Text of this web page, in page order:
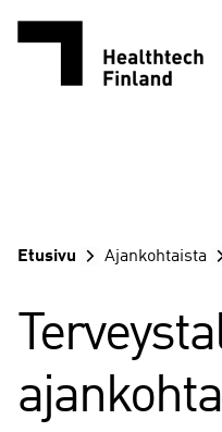
Etusivu Ajankohtaista